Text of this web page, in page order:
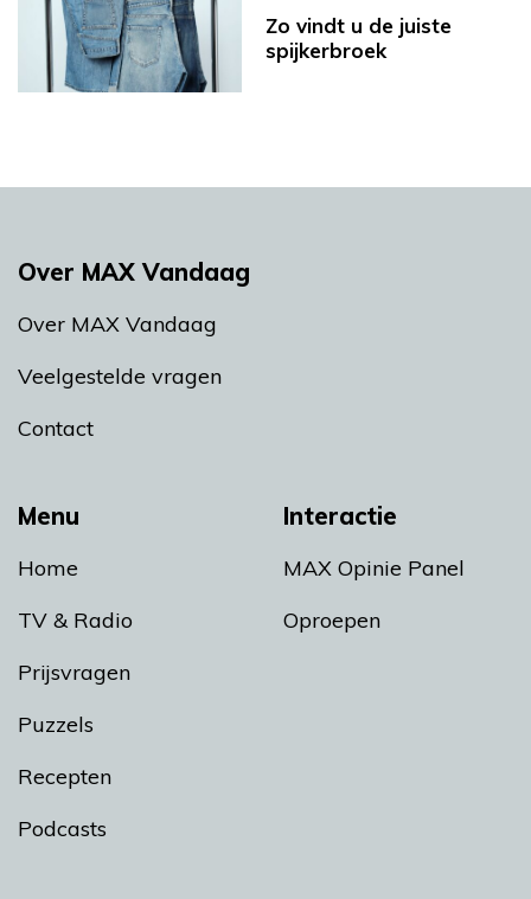
Zo vindt u de juiste
spijkerbroek
Menu
Home
TV & Radio
Prijsvragen
Puzzels
Recepten
Podcasts
Interactie
MAX Opinie Panel
Oproepen
Over MAX Vandaag
Over MAX Vandaag
Veelgestelde vragen
Contact